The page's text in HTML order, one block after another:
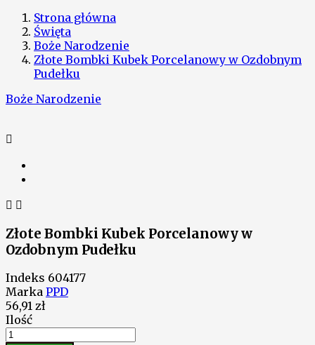
Strona główna
Święta
Boże Narodzenie
Złote Bombki Kubek Porcelanowy w Ozdobnym
Pudełku
Boże Narodzenie

 
Złote Bombki Kubek Porcelanowy w
Ozdobnym Pudełku
Indeks 604177
Marka PPD
56,91 zł
Ilość